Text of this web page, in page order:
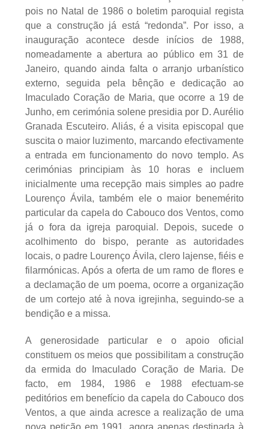
pois no Natal de 1986 o boletim paroquial regista
que a construção já está “redonda”. Por isso, a
inauguração acontece desde inícios de 1988,
nomeadamente a abertura ao público em 31 de
Janeiro, quando ainda falta o arranjo urbanístico
externo, seguida pela bênção e dedicação ao
Imaculado Coração de Maria, que ocorre a 19 de
Junho, em cerimónia solene presidia por D. Aurélio
Granada Escuteiro. Aliás, é a visita episcopal que
suscita o maior luzimento, marcando efectivamente
a entrada em funcionamento do novo templo. As
cerimónias principiam às 10 horas e incluem
inicialmente uma recepção mais simples ao padre
Lourenço Ávila, também ele o maior benemérito
particular da capela do Cabouco dos Ventos, como
já o fora da igreja paroquial. Depois, sucede o
acolhimento do bispo, perante as autoridades
locais, o padre Lourenço Ávila, clero lajense, fiéis e
filarmónicas. Após a oferta de um ramo de flores e
a declamação de um poema, ocorre a organização
de um cortejo até à nova igrejinha, seguindo-se a
bendição e a missa.
A generosidade particular e o apoio oficial
constituem os meios que possibilitam a construção
da ermida do Imaculado Coração de Maria. De
facto, em 1984, 1986 e 1988 efectuam-se
peditórios em benefício da capela do Cabouco dos
Ventos, a que ainda acresce a realização de uma
nova petição em 1991, agora apenas destinada à